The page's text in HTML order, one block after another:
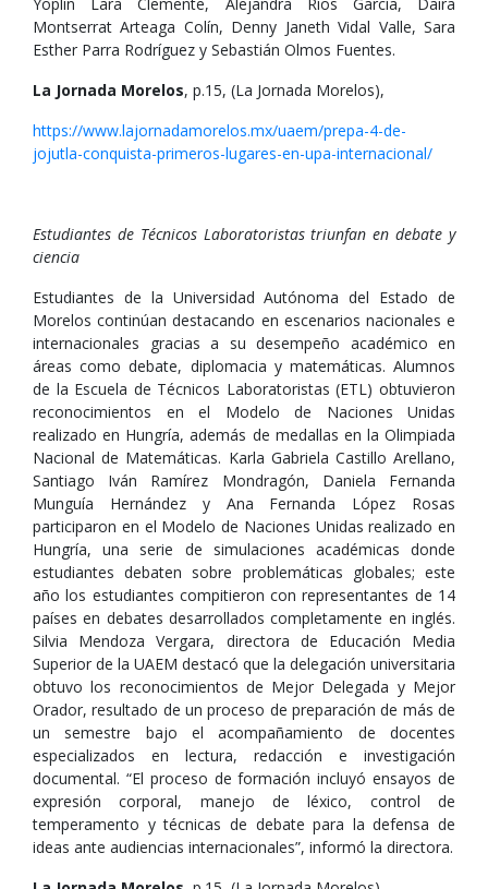
Montserrat Arteaga Colín, Denny Janeth Vidal Valle, Sara
Esther Parra Rodríguez y Sebastián Olmos Fuentes.
La Jornada Morelos, p.15, (La Jornada Morelos),
https://www.lajornadamorelos.mx/uaem/prepa-4-de-
jojutla-conquista-primeros-lugares-en-upa-internacional/
Estudiantes de Técnicos Laboratoristas triunfan en debate y
ciencia
Estudiantes de la Universidad Autónoma del Estado de
Morelos continúan destacando en escenarios nacionales e
internacionales gracias a su desempeño académico en
áreas como debate, diplomacia y matemáticas. Alumnos
de la Escuela de Técnicos Laboratoristas (ETL) obtuvieron
reconocimientos en el Modelo de Naciones Unidas
realizado en Hungría, además de medallas en la Olimpiada
Nacional de Matemáticas. Karla Gabriela Castillo Arellano,
Santiago Iván Ramírez Mondragón, Daniela Fernanda
Munguía Hernández y Ana Fernanda López Rosas
participaron en el Modelo de Naciones Unidas realizado en
Hungría, una serie de simulaciones académicas donde
estudiantes debaten sobre problemáticas globales; este
año los estudiantes compitieron con representantes de 14
países en debates desarrollados completamente en inglés.
Silvia Mendoza Vergara, directora de Educación Media
Superior de la UAEM destacó que la delegación universitaria
obtuvo los reconocimientos de Mejor Delegada y Mejor
Orador, resultado de un proceso de preparación de más de
un semestre bajo el acompañamiento de docentes
especializados en lectura, redacción e investigación
documental. “El proceso de formación incluyó ensayos de
expresión corporal, manejo de léxico, control de
temperamento y técnicas de debate para la defensa de
ideas ante audiencias internacionales”, informó la directora.